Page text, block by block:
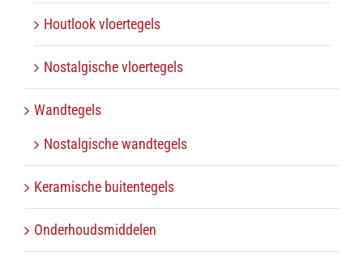
Houtlook vloertegels
Nostalgische vloertegels
Wandtegels
Nostalgische wandtegels
Keramische buitentegels
Onderhoudsmiddelen